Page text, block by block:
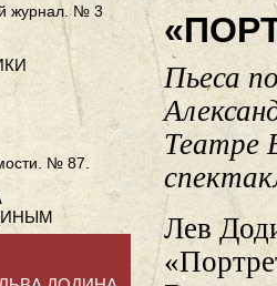
Пьеса
Театре
Лев
журнал. № 3
№ 87.